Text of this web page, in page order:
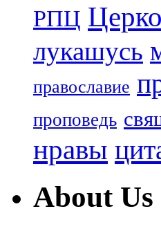
РПЦ
лукашусь
православие
проповедь
нравы
About Us